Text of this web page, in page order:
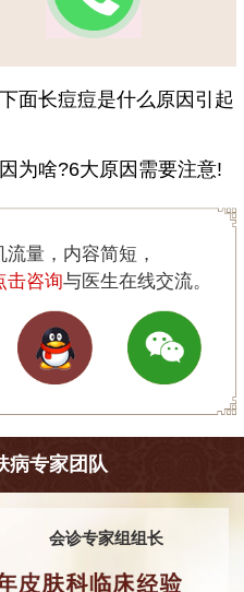
面长痘痘是什么原因引起
为啥?6大原因需要注意!
量，内容简短，
击咨询与医生在线交流。
病专家团队
会诊专家组组长